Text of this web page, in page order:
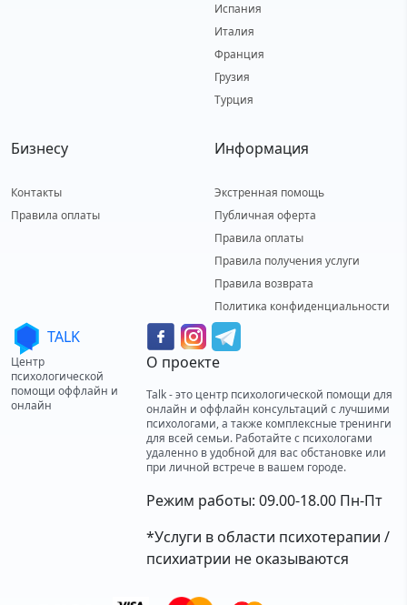
Испания
Италия
Франция
Грузия
Турция
Бизнесу
Контакты
Правила оплаты
Информация
Экстренная помощь
Публичная оферта
Правила оплаты
Правила получения услуги
Правила возврата
Политика конфиденциальности
TALK
Центр
психологической
помощи оффлайн и
онлайн
О проекте
Talk - это центр психологической помощи для
онлайн и оффлайн консультаций с лучшими
психологами, а также комплексные тренинги
для всей семьи. Работайте с психологами
удаленно в удобной для вас обстановке или
при личной встрече в вашем городе.
Режим работы: 09.00-18.00 Пн-Пт
*Услуги в области психотерапии /
психиатрии не оказываются